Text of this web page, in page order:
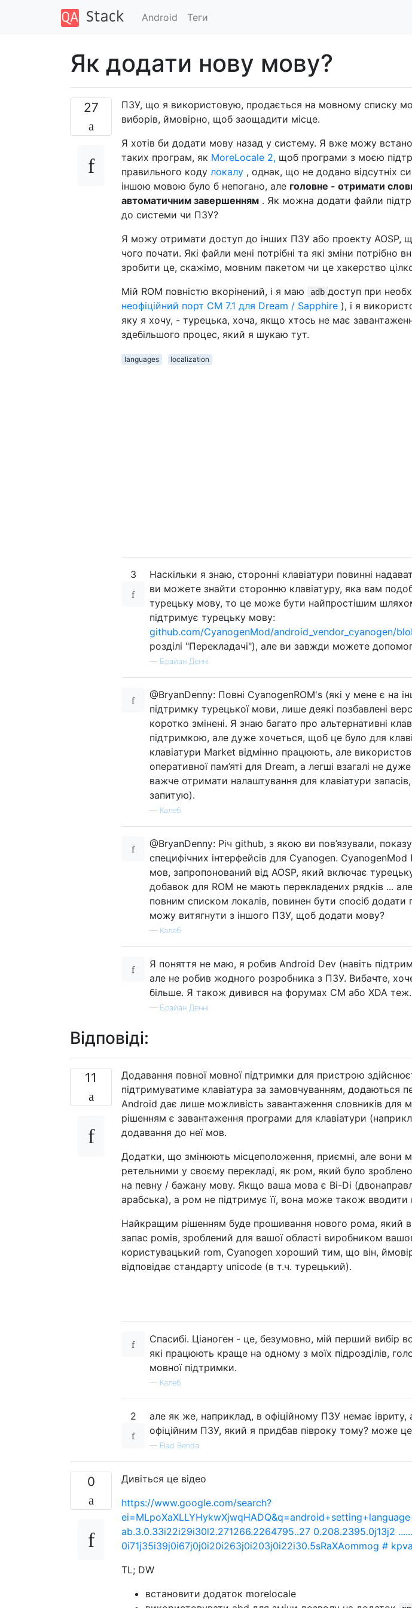
Android Теги
Як додати нову мову?
27
ПЗУ, що я використовую, продається на мовному списку
виборів, ймовірно, щоб заощадити місце.
Я хотів би додати мову назад у систему. Я вже можу
таких програм, як MoreLocale 2, щоб програми з моєю
правильного коду локалу , однак, що не додано відсутніх
іншою мовою було б непогано, але головне - отримати
автоматичним завершенням . Як можна додати файли
до системи чи ПЗУ?
Я можу отримати доступ до інших ПЗУ або проекту AOSP,
чого почати. Які файли мені потрібні та які зміни потрібно
зробити це, скажімо, мовним пакетом чи це хакерство
Мій ROM повністю вкорінений, і я маю
adb доступ при
неофіційний порт CM 7.1 для Dream / Sapphire ), і я
яку я хочу, - турецька, хоча, якщо хтось не має
здебільшого процес, який я шукаю тут.
languages localization
3
Наскільки я знаю, сторонні клавіатури повинні
ви можете знайти сторонню клавіатуру, яка вам
турецьку мову, то це може бути найпростішим
підтримує турецьку мову:
github.com/CyanogenMod/android_vendor_cyanogen/
розділі "Перекладачі"), але ви завжди можете
— Брайан Денні
@BryanDenny: Повні CyanogenROM's (які у мене є на
підтримку турецької мови, лише деякі позбавлені
коротко змінені. Я знаю багато про альтернативні
підтримкою, але дуже хочеться, щоб це було для
клавіатури Market відмінно працюють, але
оперативної пам’яті для Dream, а легші взагалі не
важче отримати налаштування для клавіатури
запитую).
— Калеб
@BryanDenny: Річ github, з якою ви пов’язували,
специфічних інтерфейсів для Cyanogen.
мов, запропонований від AOSP, який включає
добавок для ROM не мають перекладених рядків ...
повним списком локалів, повинен бути спосіб
можу витягнути з іншого ПЗУ, щоб додати мову?
— Калеб
Я поняття не маю, я робив Android Dev (навіть
але не робив жодного розробника з ПЗУ. Вибачте,
більше. Я також дивився на форумах CM або XDA теж.
— Брайан Денні
Відповіді:
11
Додавання повної мовної підтримки для пристрою
підтримуватиме клавіатура за замовчуванням, додаються
Android дає лише можливість завантаження словників для
рішенням є завантаження програми для клавіатури
додавання до неї мов.
Додатки, що змінюють місцеположення, приємні, але вони
ретельними у своєму перекладі, як ром, який було
на певну / бажану мову. Якщо ваша мова є Bi-Di
арабська), а ром не підтримує її, вона може також вводити
Найкращим рішенням буде прошивання нового рома, який
запас ромів, зроблений для вашої області виробником
користувацький rom, Cyanogen хороший тим, що він,
відповідає стандарту unicode (в т.ч. турецький).
Спасибі. Ціаноген - це, безумовно, мій перший вибір
які працюють краще на одному з моїх підрозділів,
мовної підтримки.
— Калеб
2
але як же, наприклад, в офіційному ПЗУ немає
офіційним ПЗУ, який я придбав півроку тому? може
— Elad Benda
0
Дивіться це відео
https://www.google.com/search?
ab.3.0.33i22i29i30l2.271266.2264795..27 0.208.2395.0j13j2
0i71j35i39j0i67j0j0i20i263j0i203j0i22i30.5sRaXAommog #
TL; DW
встановити додаток morelocale